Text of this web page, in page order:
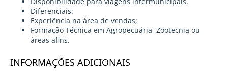
Diferenciais:
Experiência na área de vendas;
Formação Técnica em Agropecuária, Zootecnia ou
áreas afins.
INFORMAÇÕES ADICIONAIS